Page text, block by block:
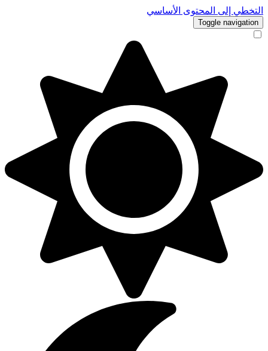
التخطي إلى المحتوى الأساسي
Toggle navigation